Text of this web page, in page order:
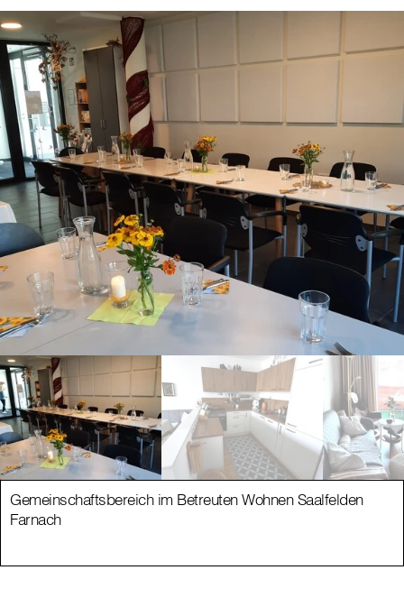
Gemeinschaftsbereich im Betreuten Wohnen Saalfelden
Farnach